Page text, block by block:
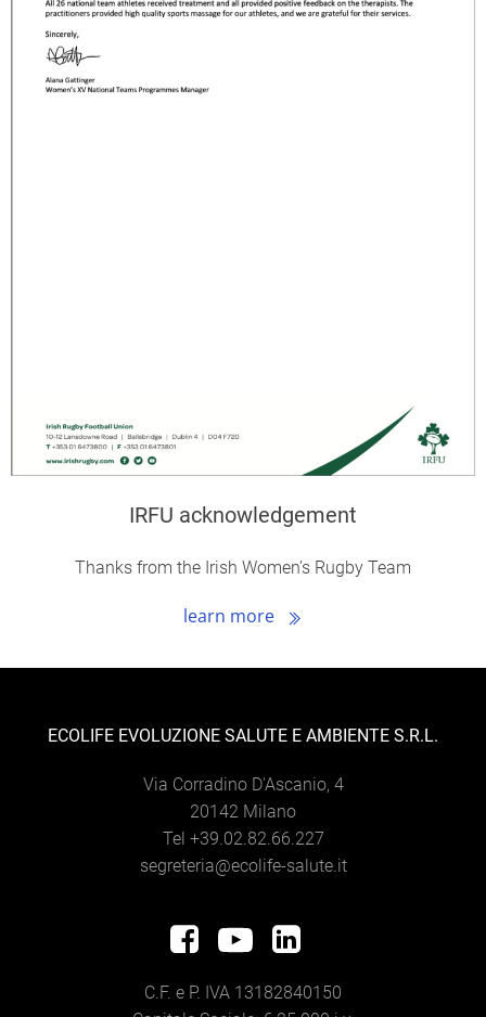
IRFU acknowledgement
Thanks from the Irish Women’s Rugby Team
learn more
ECOLIFE EVOLUZIONE SALUTE E AMBIENTE S.R.L.
Via Corradino D'Ascanio, 4
20142 Milano
Tel +39.02.82.66.227
segreteria@ecolife-salute.it
C.F. e P. IVA 13182840150